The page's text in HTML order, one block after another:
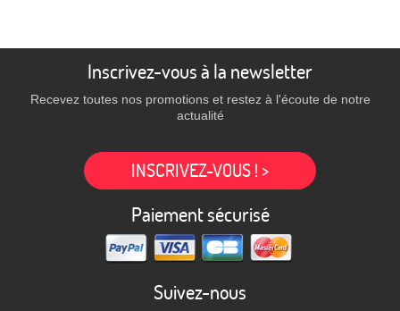
Inscrivez-vous à la newsletter
Recevez toutes nos promotions et restez à l'écoute de notre
actualité
INSCRIVEZ-VOUS ! >
Paiement sécurisé
Suivez-nous